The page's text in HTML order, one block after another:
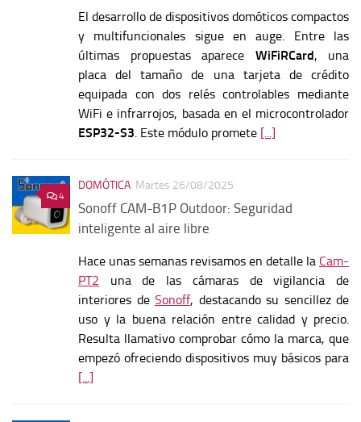
El desarrollo de dispositivos domóticos compactos
y multifuncionales sigue en auge. Entre las
últimas propuestas aparece WiFiRCard, una
placa del tamaño de una tarjeta de crédito
equipada con dos relés controlables mediante
WiFi e infrarrojos, basada en el microcontrolador
ESP32-S3. Este módulo promete [...]
4
DOMÓTICA Martes 26/08/2025
Sonoff CAM-B1P Outdoor: Seguridad
inteligente al aire libre
Hace unas semanas revisamos en detalle la Cam-
PT2 una de las cámaras de vigilancia de
interiores de Sonoff, destacando su sencillez de
uso y la buena relación entre calidad y precio.
Resulta llamativo comprobar cómo la marca, que
empezó ofreciendo dispositivos muy básicos para
[...]